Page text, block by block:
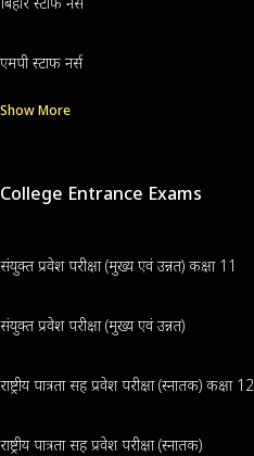
एमपी स्टाफ नर्स
Show More
College Entrance Exams
संयुक्त प्रवेश परीक्षा (मुख्य एवं उन्नत) कक्षा 11
संयुक्त प्रवेश परीक्षा (मुख्य एवं उन्नत)
राष्ट्रीय पात्रता सह प्रवेश परीक्षा (स्नातक) कक्षा 12
राष्ट्रीय पात्रता सह प्रवेश परीक्षा (स्नातक)